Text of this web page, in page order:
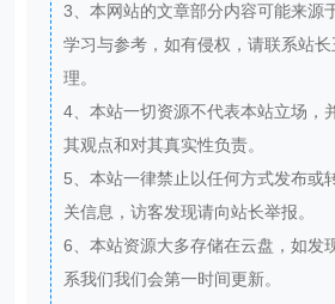
3、本网站的文章部分内容可能来源
学习与参考，如有侵权，请联系站
理。
4、本站一切资源不代表本站立场，
其观点和对其真实性负责。
5、本站一律禁止以任何方式发布或
关信息，访客发现请向站长举报。
6、本站资源大多存储在云盘，如发
系我们我们会第一时间更新。